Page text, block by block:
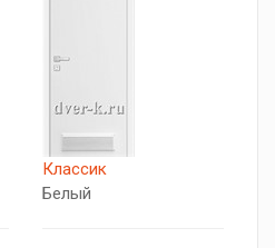
Классик
Белый